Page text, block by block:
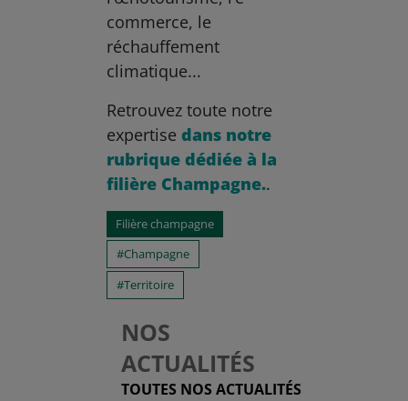
commerce, le
réchauffement
climatique...
Retrouvez toute notre
expertisedans notre
rubrique dédiée à la
filière Champagne..
Filière champagne
Champagne
Territoire
NOS
ACTUALITÉS
TOUTES NOS ACTUALITÉS